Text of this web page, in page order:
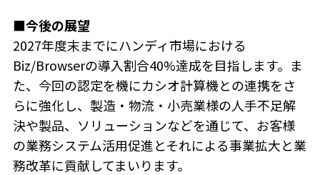
■今後の展望
2027年度末までにハンディ市場における
Biz/Browserの導入割合40%達成を目指します。ま
た、今回の認定を機にカシオ計算機との連携をさ
らに強化し、製造・物流・小売業様の人手不足解
決や製品、ソリューションなどを通じて、お客様
の業務システム活用促進とそれによる事業拡大と業
務改革に貢献してまいります。